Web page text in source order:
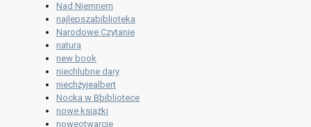
Nad Niemnem
najlepszabiblioteka
Narodowe Czytanie
natura
new book
niechlubne dary
niechżyjealbert
Nocka w Bbibliotece
nowe książki
noweotwarcie